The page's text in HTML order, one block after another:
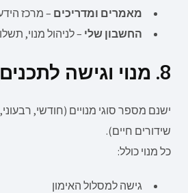
מאמרים ומדריכים – מרכז
החשבון שלי – לניהול מנוי,
8. מנוי וגישה לתכנים
ישנם מספר סוגי מנויים (חודשי,
שידורים חיים).
כל מנוי כולל:
גישה למסלול האימון